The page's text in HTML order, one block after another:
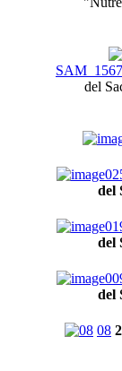
del
del
del
del
08